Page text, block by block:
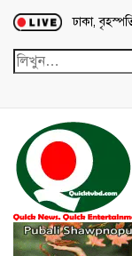
Loading...
ঢাকা,